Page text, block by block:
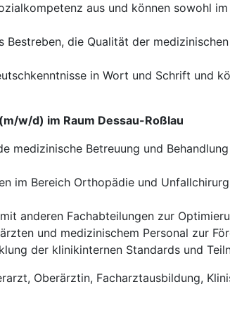
aus und können sowohl
Bestreben, die Qualität der
in Wort und Schrift und
w/d) im Raum Dessau-Roßlau
medizinische Betreuung und
im Bereich Orthopädie und
anderen Fachabteilungen zur
und medizinischem Personal zur
der klinikinternen Standards und
Oberärztin, Facharztausbildung,